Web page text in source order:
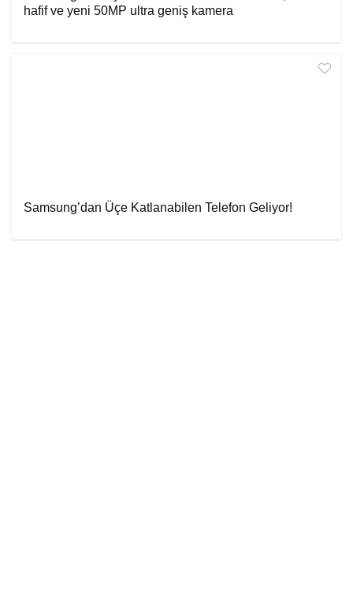
hafif ve yeni 50MP ultra geniş kamera
Samsung’dan Üçe Katlanabilen Telefon Geliyor!